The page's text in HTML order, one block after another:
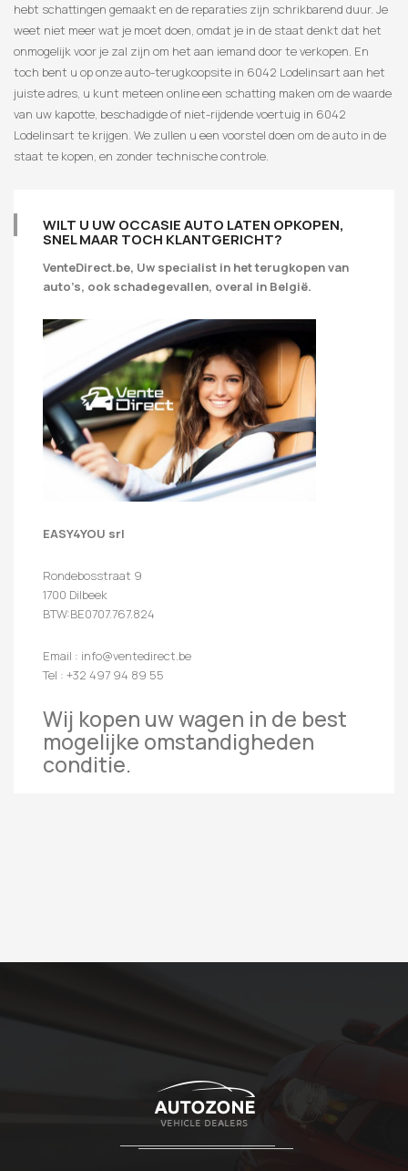
hebt schattingen gemaakt en de reparaties zijn schrikbarend duur. Je
weet niet meer wat je moet doen, omdat je in de staat denkt dat het
onmogelijk voor je zal zijn om het aan iemand door te verkopen. En
toch bent u op onze auto-terugkoopsite in 6042 Lodelinsart aan het
juiste adres, u kunt meteen online een schatting maken om de waarde
van uw kapotte, beschadigde of niet-rijdende voertuig in 6042
Lodelinsart te krijgen. We zullen u een voorstel doen om de auto in de
staat te kopen, en zonder technische controle.
WILT U UW OCCASIE AUTO LATEN OPKOPEN,
SNEL MAAR TOCH KLANTGERICHT?
VenteDirect.be, Uw specialist in het terugkopen van
auto’s, ook schadegevallen, overal in België.
EASY4YOU srl
Rondebosstraat 9
1700 Dilbeek
BTW:BE0707.767.824
Email : info@ventedirect.be
Tel : +32 497 94 89 55
Wij kopen uw wagen in de best
mogelijke omstandigheden
conditie.